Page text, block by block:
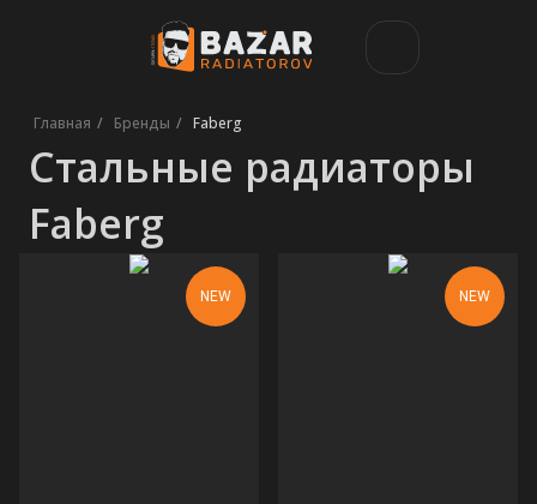
Главная / Бренды / Faberg
Стальные радиаторы
Faberg
NEW NEW